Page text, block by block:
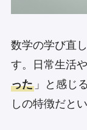
数学の学び直
す。日常生活
った」と感じ
しの特徴だと